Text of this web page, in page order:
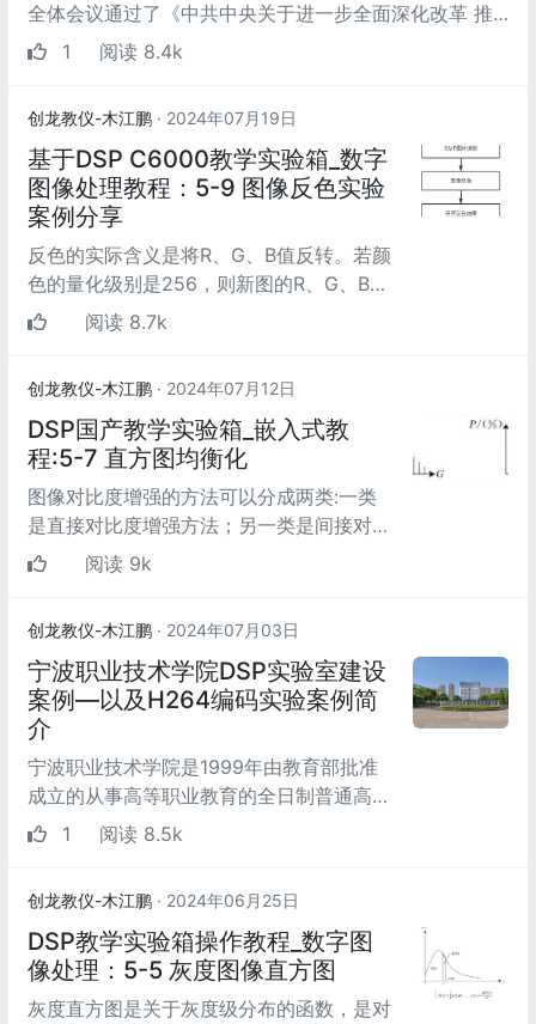
全体会议通过了《中共中央关于进一步全面深化改革 推
进中国式现代化的决定》（以下...
1 阅读 8.4k
创龙教仪-木江鹏 · 2024年07月19日
基于DSP C6000教学实验箱_数字
图像处理教程：5-9 图像反色实验
案例分享
反色的实际含义是将R、G、B值反转。若颜
色的量化级别是256，则新图的R、G、B值
为255减去原图的R、G、B值。这里针对的
阅读 8.7k
创龙教仪-木江鹏 · 2024年07月12日
DSP国产教学实验箱_嵌入式教
程:5-7 直方图均衡化
图像对比度增强的方法可以分成两类:一类
是直接对比度增强方法；另一类是间接对比
度增强方法。直方图拉伸和直方图均衡化是
阅读 9k
创龙教仪-木江鹏 · 2024年07月03日
宁波职业技术学院DSP实验室建设
案例—以及H264编码实验案例简
介
宁波职业技术学院是1999年由教育部批准
成立的从事高等职业教育的全日制普通高
校，2005年被评为全国职业教育先进单
1 阅读 8.5k
创龙教仪-木江鹏 · 2024年06月25日
DSP教学实验箱操作教程_数字图
像处理：5-5 灰度图像直方图
灰度直方图是关于灰度级分布的函数，是对